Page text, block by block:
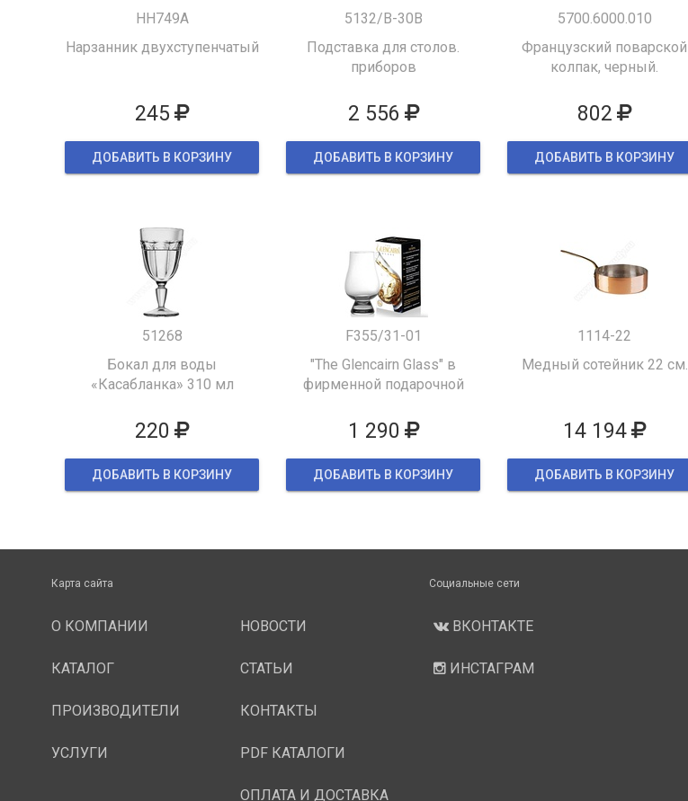
HH749A
Нарзанник двухступенчатый
245
ДОБАВИТЬ В КОРЗИНУ
5132/B-30B
Подставка для столов.
приборов
2 556
ДОБАВИТЬ В КОРЗИНУ
5700.6000.010
Французский поварской
колпак, черный.
802
ДОБАВИТЬ В КОРЗИНУ
51268
Бокал для воды
«Касабланка» 310 мл
220
ДОБАВИТЬ В КОРЗИНУ
F355/31-01
"The Glencairn Glass" в
фирменной подарочной
1 290
ДОБАВИТЬ В КОРЗИНУ
1114-22
Медный сотейник 22 см.
14 194
ДОБАВИТЬ В КОРЗИНУ
Карта сайта
О КОМПАНИИ
КАТАЛОГ
ПРОИЗВОДИТЕЛИ
УСЛУГИ
НОВОСТИ
СТАТЬИ
КОНТАКТЫ
PDF КАТАЛОГИ
ОПЛАТА И ДОСТАВКА
Социальные сети
ВКОНТАКТЕ
ИНСТАГРАМ